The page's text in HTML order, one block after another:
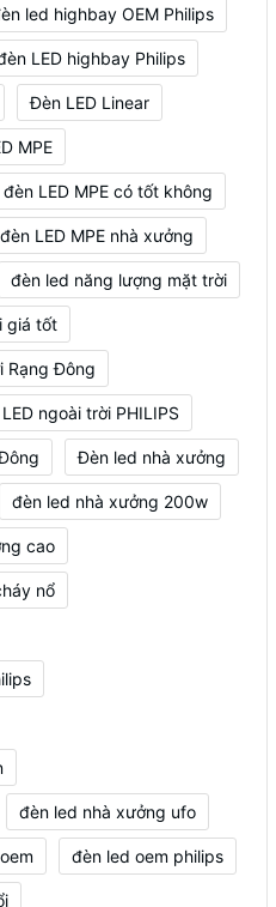
led highbay OEM Philips
LED highbay Philips
Đèn LED Linear
MPE
đèn LED MPE có tốt không
đèn LED MPE nhà xưởng
đèn led năng lượng mặt trời
giá tốt
Rạng Đông
ngoài trời PHILIPS
Đèn led nhà xưởng
đèn led nhà xưởng 200w
cao
nổ
đèn led nhà xưởng ufo
đèn led oem philips